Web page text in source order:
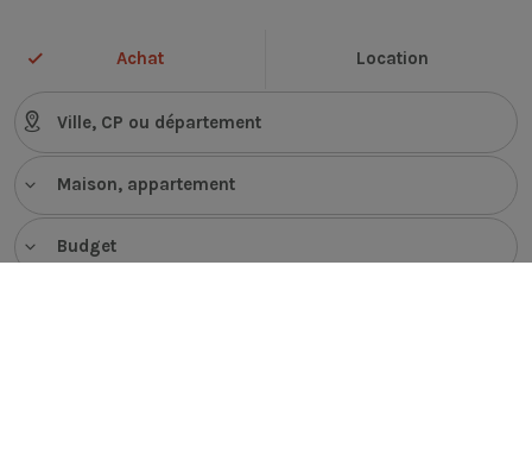
Maison, appartement
Budget
Achat Location